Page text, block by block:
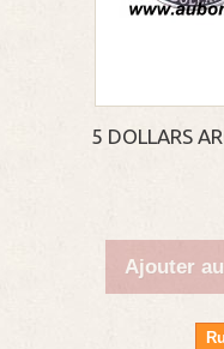
5 DOLLARS
Ajouter